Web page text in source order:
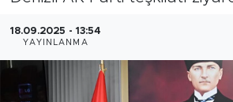
18.09.2025 - 13:54
YAYINLANMA